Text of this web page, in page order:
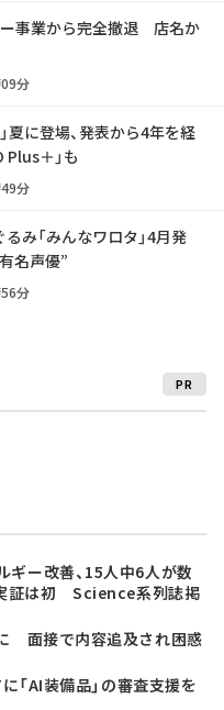
ー事業から完全撤退 店名か
分
夏に登場、発表から4年を経
＋」も
分
み「みんなワロタ」4月発
名声優”
分
PR
ギー改善、15人中6人が数
証は初 Science系列誌掲
面接で内容追及され困惑
「AI装備品」の審査支援を